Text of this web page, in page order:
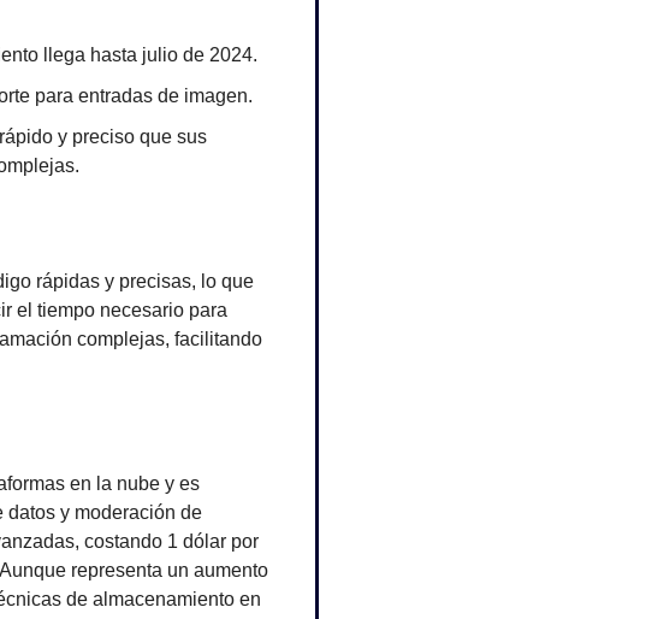
llega hasta julio de 2024.
para entradas de imagen.
y preciso que sus
rápidas y precisas, lo que
el tiempo necesario para
complejas, facilitando
en la nube y es
y moderación de
costando 1 dólar por
representa un aumento
de almacenamiento en